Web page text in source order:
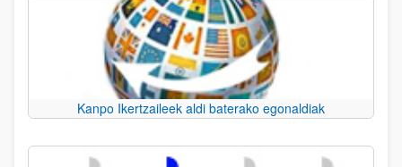
Kanpo Ikertzaileek aldi baterako egonaldiak